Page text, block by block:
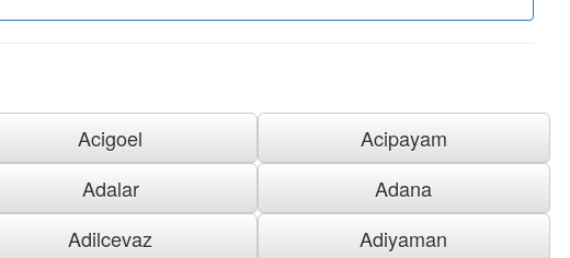
Acigoel
Acipayam
Adalar
Adana
Adilcevaz
Adiyaman